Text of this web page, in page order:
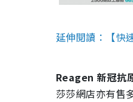
延伸閱讀：【快
Reagen 新冠抗
莎莎網店亦有售